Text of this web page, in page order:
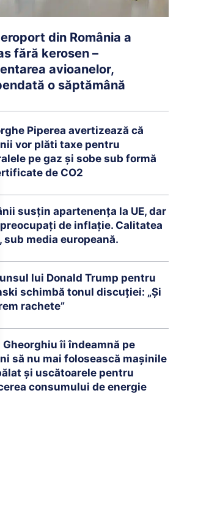
din România a
fără kerosen –
avioanelor,
o săptămână
Piperea avertizează că
vor plăti taxe pentru
pe gaz și sobe sub formă
de CO2
susțin apartenența la UE, dar
preocupați de inflație. Calitatea
sub media europeană.
lui Donald Trump pentru
schimbă tonul discuției: „Și
rachete”
Gheorghiu îi îndeamnă pe
să nu mai folosească mașinile
și uscătoarele pentru
consumului de energie